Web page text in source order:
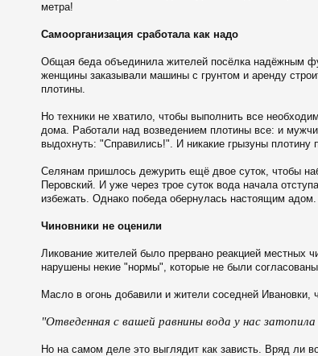
метра!
Самоорганизация сработала как надо
Общая беда объединила жителей посёлка надёжным
женщины заказывали машины с грунтом и аренду
плотины.
Но техники не хватило, чтобы выполнить все
дома. Работали над возведением плотины все: и
выдохнуть: "Справились!". И никакие грызуны плотину
Селянам пришлось дежурить ещё двое суток, чтобы
Перовский. И уже через трое суток вода начала
избежать. Однако победа обернулась настоящим адом.
Чиновники не оценили
Ликование жителей было прервано реакцией местных
нарушены некие "нормы", которые не были
Масло в огонь добавили и жители соседней Ивановки,
"Отведенная с вашей равнины вода у нас
Но на самом деле это выглядит как зависть. Вряд ли